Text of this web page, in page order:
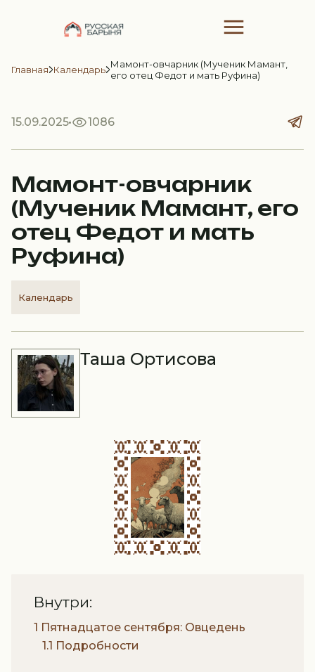
Главная Календарь Мамонт-овчарник (Мученик Мамант,
его отец Федот и мать Руфина)
15.09.2025 1086
Мамонт-овчарник
(Мученик Мамант, его
отец Федот и мать
Руфина)
Календарь
Таша Ортисова
Внутри:
1 Пятнадцатое сентября: Овцедень
1.1 Подробности